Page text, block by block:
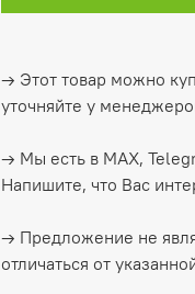
→ Этот товар можно
уточняйте у
→ Мы есть в MAX,
Напишите, что Вас
→ Предложение не
отличаться от